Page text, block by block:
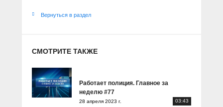
Вернуться в раздел
СМОТРИТЕ ТАКЖЕ
Работает полиция. Главное за
неделю #77
28 апреля 2023 г. 03:43